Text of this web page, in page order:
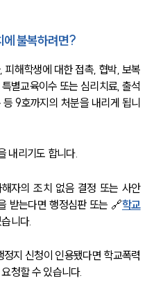
에 불복하려면?
해학생에 대한 접촉, 협박, 보복
별교육이수 또는 심리치료, 출석
9호까지의 처분을 내리게 됩니
내리기도 합니다.
자의 조치 없음 결정 또는 사안
받는다면 행정심판 또는 🔗학교
니다.
지 신청이 인용됐다면 학교폭력
청할 수 있습니다.